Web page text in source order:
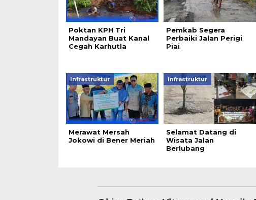
Poktan KPH Tri
Mandayan Buat Kanal
Cegah Karhutla
Pemkab Segera
Perbaiki Jalan Perigi
Piai
Infrastruktur
Merawat Mersah
Jokowi di Bener Meriah
Infrastruktur
Selamat Datang di
Wisata Jalan
Berlubang